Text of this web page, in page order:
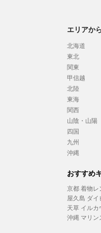
エリアか
北海道
東北
関東
甲信越
北陸
東海
関西
山陰・山陽
四国
九州
沖縄
おすすめ
京都 着物レ
屋久島 ダイ
天草 イル
沖縄 マリン